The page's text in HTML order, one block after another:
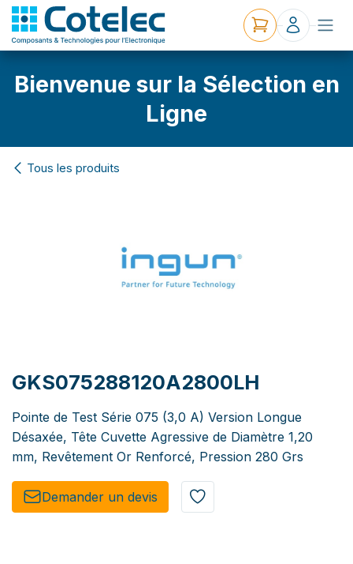
Bienvenue sur la Sélection en
Ligne
Tous les produits
GKS075288120A2800LH
Pointe de Test Série 075 (3,0 A) Version Longue
Désaxée, Tête Cuvette Agressive de Diamètre 1,20
mm, Revêtement Or Renforcé, Pression 280 Grs
Demander un de​​vis​​